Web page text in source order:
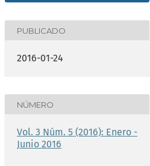
PUBLICADO
2016-01-24
NÚMERO
Vol. 3 Núm. 5 (2016): Enero -
Junio 2016